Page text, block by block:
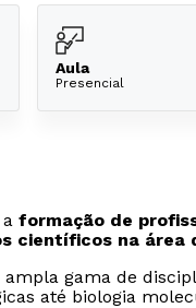
Aula
Presencial
formação de
científicos na área
gama de
até biologia